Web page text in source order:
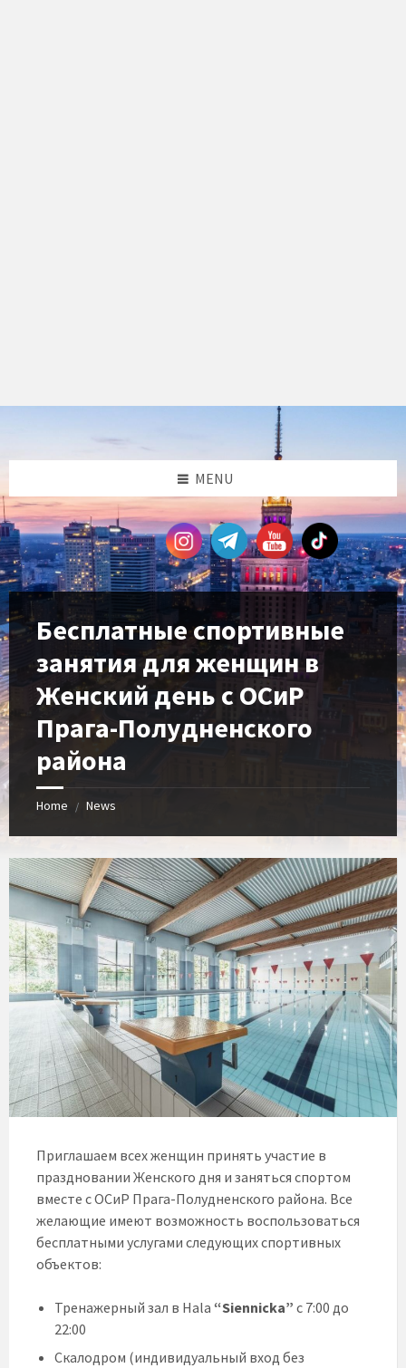
sidebar
sidebar
MENU
Бесплатные спортивные
занятия для женщин в
Женский день с ОСиР
Прага-Полудненского
района
Home / News
Приглашаем всех женщин принять участие в
праздновании Женского дня и заняться спортом
вместе с ОСиР Прага-Полудненского района. Все
желающие имеют возможность воспользоваться
бесплатными услугами следующих спортивных
объектов:
Тренажерный зал в Hala “Siennicka” с 7:00 до
22:00
Скалодром (индивидуальный вход без